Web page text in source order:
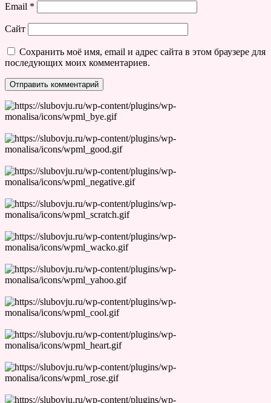
Email *
Сайт
Сохранить моё имя, email и адрес сайта в этом браузере для
последующих моих комментариев.